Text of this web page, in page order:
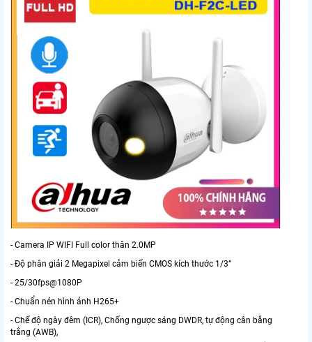
- Camera IP WIFI Full color thân 2.0MP
- Độ phân giải 2 Megapixel cảm biến CMOS kích thước 1/3”
- 25/30fps@1080P
- Chuẩn nén hình ảnh H265+
- Chế độ ngày đêm (ICR), Chống ngược sáng DWDR, tự động cân bằng
trắng (AWB),